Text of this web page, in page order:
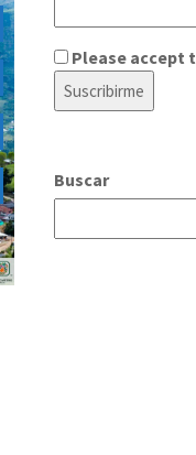
Please accept
Buscar